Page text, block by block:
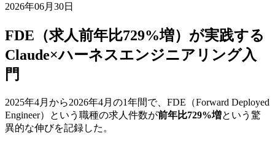
2026年06月30日
FDE（求人前年比729%増）が実践する
Claude×ハーネスエンジニアリング入
門
2025年4月から2026年4月の1年間で、FDE（Forward Deployed
Engineer）という職種の求人件数が前年比729%増という驚
異的な伸びを記録した。